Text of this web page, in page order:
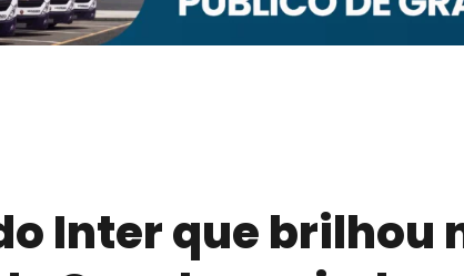
Inter que brilhou